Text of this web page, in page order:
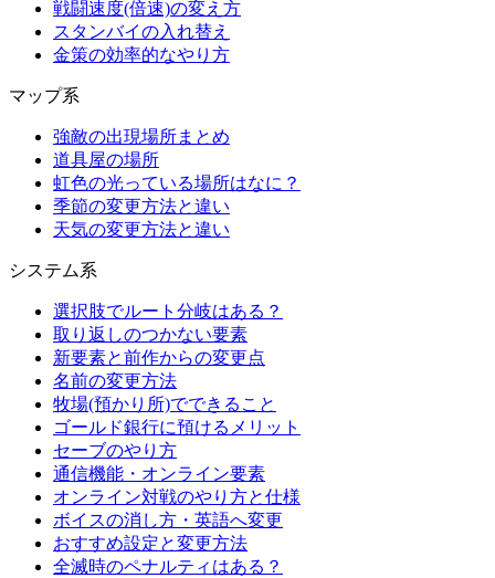
戦闘速度(倍速)の変え方
スタンバイの入れ替え
金策の効率的なやり方
マップ系
強敵の出現場所まとめ
道具屋の場所
虹色の光っている場所はなに？
季節の変更方法と違い
天気の変更方法と違い
システム系
選択肢でルート分岐はある？
取り返しのつかない要素
新要素と前作からの変更点
名前の変更方法
牧場(預かり所)でできること
ゴールド銀行に預けるメリット
セーブのやり方
通信機能・オンライン要素
オンライン対戦のやり方と仕様
ボイスの消し方・英語へ変更
おすすめ設定と変更方法
全滅時のペナルティはある？